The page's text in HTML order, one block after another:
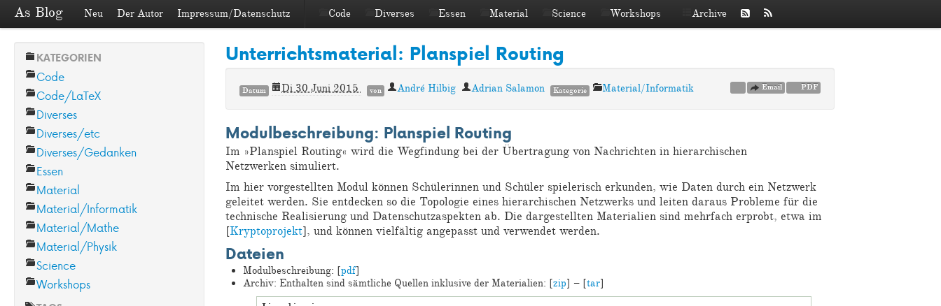
As Blog Neu Der Autor Impressum/Datenschutz Code Diverses Essen Material Science Workshops Archive
KATEGORIEN
Code
Code/LaTeX
Diverses
Diverses/etc
Diverses/Gedanken
Essen
Material
Material/Informatik
Material/Mathe
Material/Physik
Science
Workshops
Unterrichtsmaterial: Planspiel Routing
Datum Di 30 Juni 2015 von André Hilbig Adrian Salamon Kategorie Material/Informatik PDF
Email
Modulbeschreibung: Planspiel Routing
Im »Planspiel Routing« wird die Wegfindung bei der Übertragung von Nachrichten in hierarchischen
Netzwerken simuliert.
Im hier vorgestellten Modul können Schülerinnen und Schüler spielerisch erkunden, wie Daten durch ein Netzwerk
geleitet werden. Sie entdecken so die Topologie eines hierarchischen Netzwerks und leiten daraus Probleme für die
technische Realisierung und Datenschutzaspekten ab. Die dargestellten Materialien sind mehrfach erprobt, etwa im
[Kryptoprojekt], und können vielfältig angepasst und verwendet werden.
Dateien
Modulbeschreibung: [pdf]
Archiv: Enthalten sind sämtliche Quellen inklusive der Materialien: [zip] – [tar]